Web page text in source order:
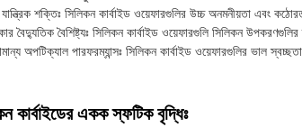
শক্তিঃ সিলিকন কার্বাইড ওয়েফারগুলির উচ্চ অনমনীয়তা এবং
বৈদ্যুতিক বৈশিষ্ট্যঃ সিলিকন কার্বাইড ওয়েফারগুলি সিলিকন
অপটিক্যাল পারফরম্যান্সঃ সিলিকন কার্বাইড ওয়েফারগুলির ভাল
কার্বাইডের একক স্ফটিক বৃদ্ধিঃ